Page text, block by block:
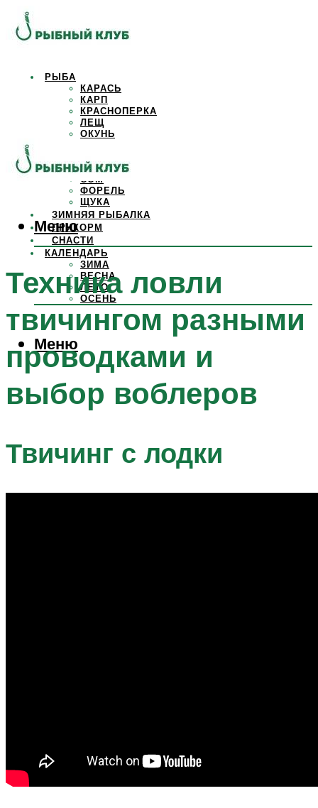
РЫБА
КАРАСЬ
КАРП
КРАСНОПЕРКА
ЛЕЩ
ОКУНЬ
САЗАН
СОМ
ФОРЕЛЬ
ЩУКА
ЗИМНЯЯ РЫБАЛКА
ПРИКОРМ
СНАСТИ
КАЛЕНДАРЬ
ЗИМА
ВЕСНА
ЛЕТО
ОСЕНЬ
Меню
Меню
Техника ловли
твичингом разными
проводками и
выбор воблеров
Твичинг с лодки